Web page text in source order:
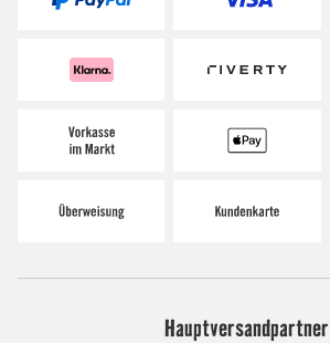
Hauptversandpartner